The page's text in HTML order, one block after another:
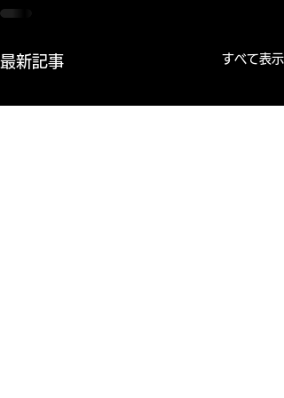
最新記事 すべて表示